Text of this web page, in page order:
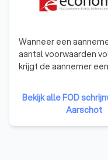
Wanneer een
aantal voorwaarden
krijgt de aannemer
minister op advies van
federale
De erkenning geeft aan
aanbestedende
Bekijk alle FOD
Aarschot